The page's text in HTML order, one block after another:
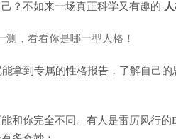
？不如来一场真正科学又有趣的
测，看看你是哪一型人格！
拿到专属的性格报告，了解自己
和你完全不同。有人是雷厉风行